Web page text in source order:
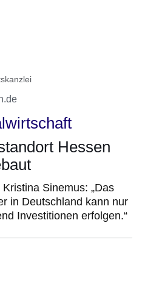
Hessen
Sinemus: „Das
in Deutschland kann nur
Investitionen erfolgen.“